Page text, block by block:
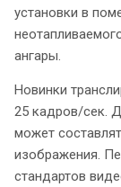
установки в
ангары.
Новинки
25 кадров/сек.
может
изображения.
стандартов